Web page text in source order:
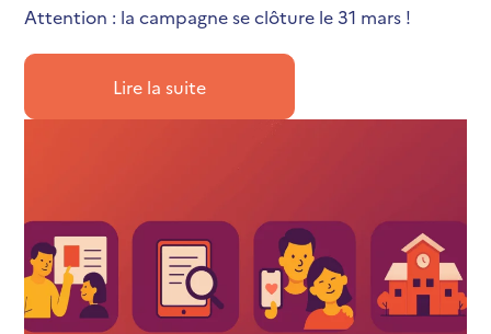
Attention : la campagne se clôture le 31 mars !
Lire la suite